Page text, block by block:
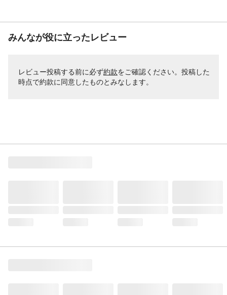
みんなが役に立ったレビュー
レビュー投稿する前に必ず約款をご確認ください。投稿した
時点で約款に同意したものとみなします。